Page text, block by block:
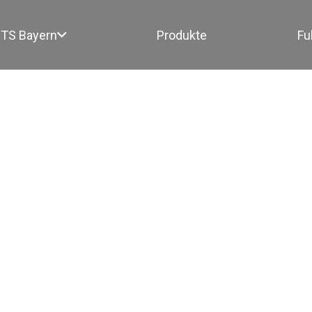
Bayern Produkte